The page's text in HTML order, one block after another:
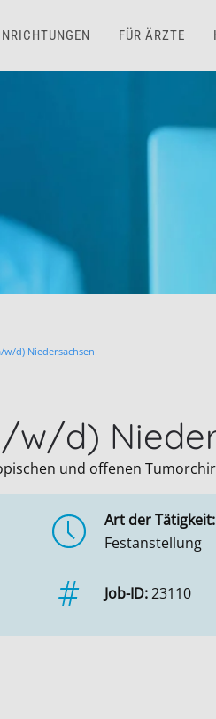
FÜR ÄRZTE
d) Niedersachsen
w/d)
und offenen
Art der Tätigkeit:
Festanstellung
Job-ID:23110